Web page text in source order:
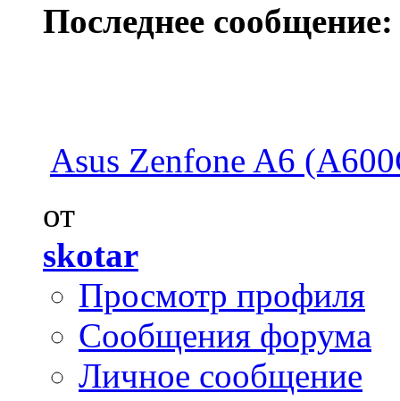
Последнее сообщение:
Asus Zenfone A6
от
skotar
Просмотр профиля
Сообщения форума
Личное сообщение